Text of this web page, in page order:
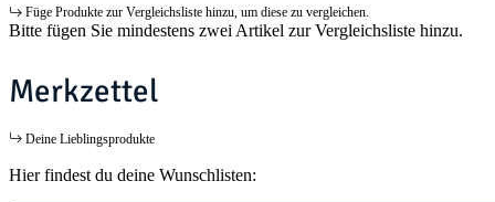
Füge Produkte zur Vergleichsliste hinzu, um diese zu vergleichen.
Bitte fügen Sie mindestens zwei Artikel zur Vergleichsliste hinzu.
Merkzettel
Deine Lieblingsprodukte
Hier findest du deine Wunschlisten: